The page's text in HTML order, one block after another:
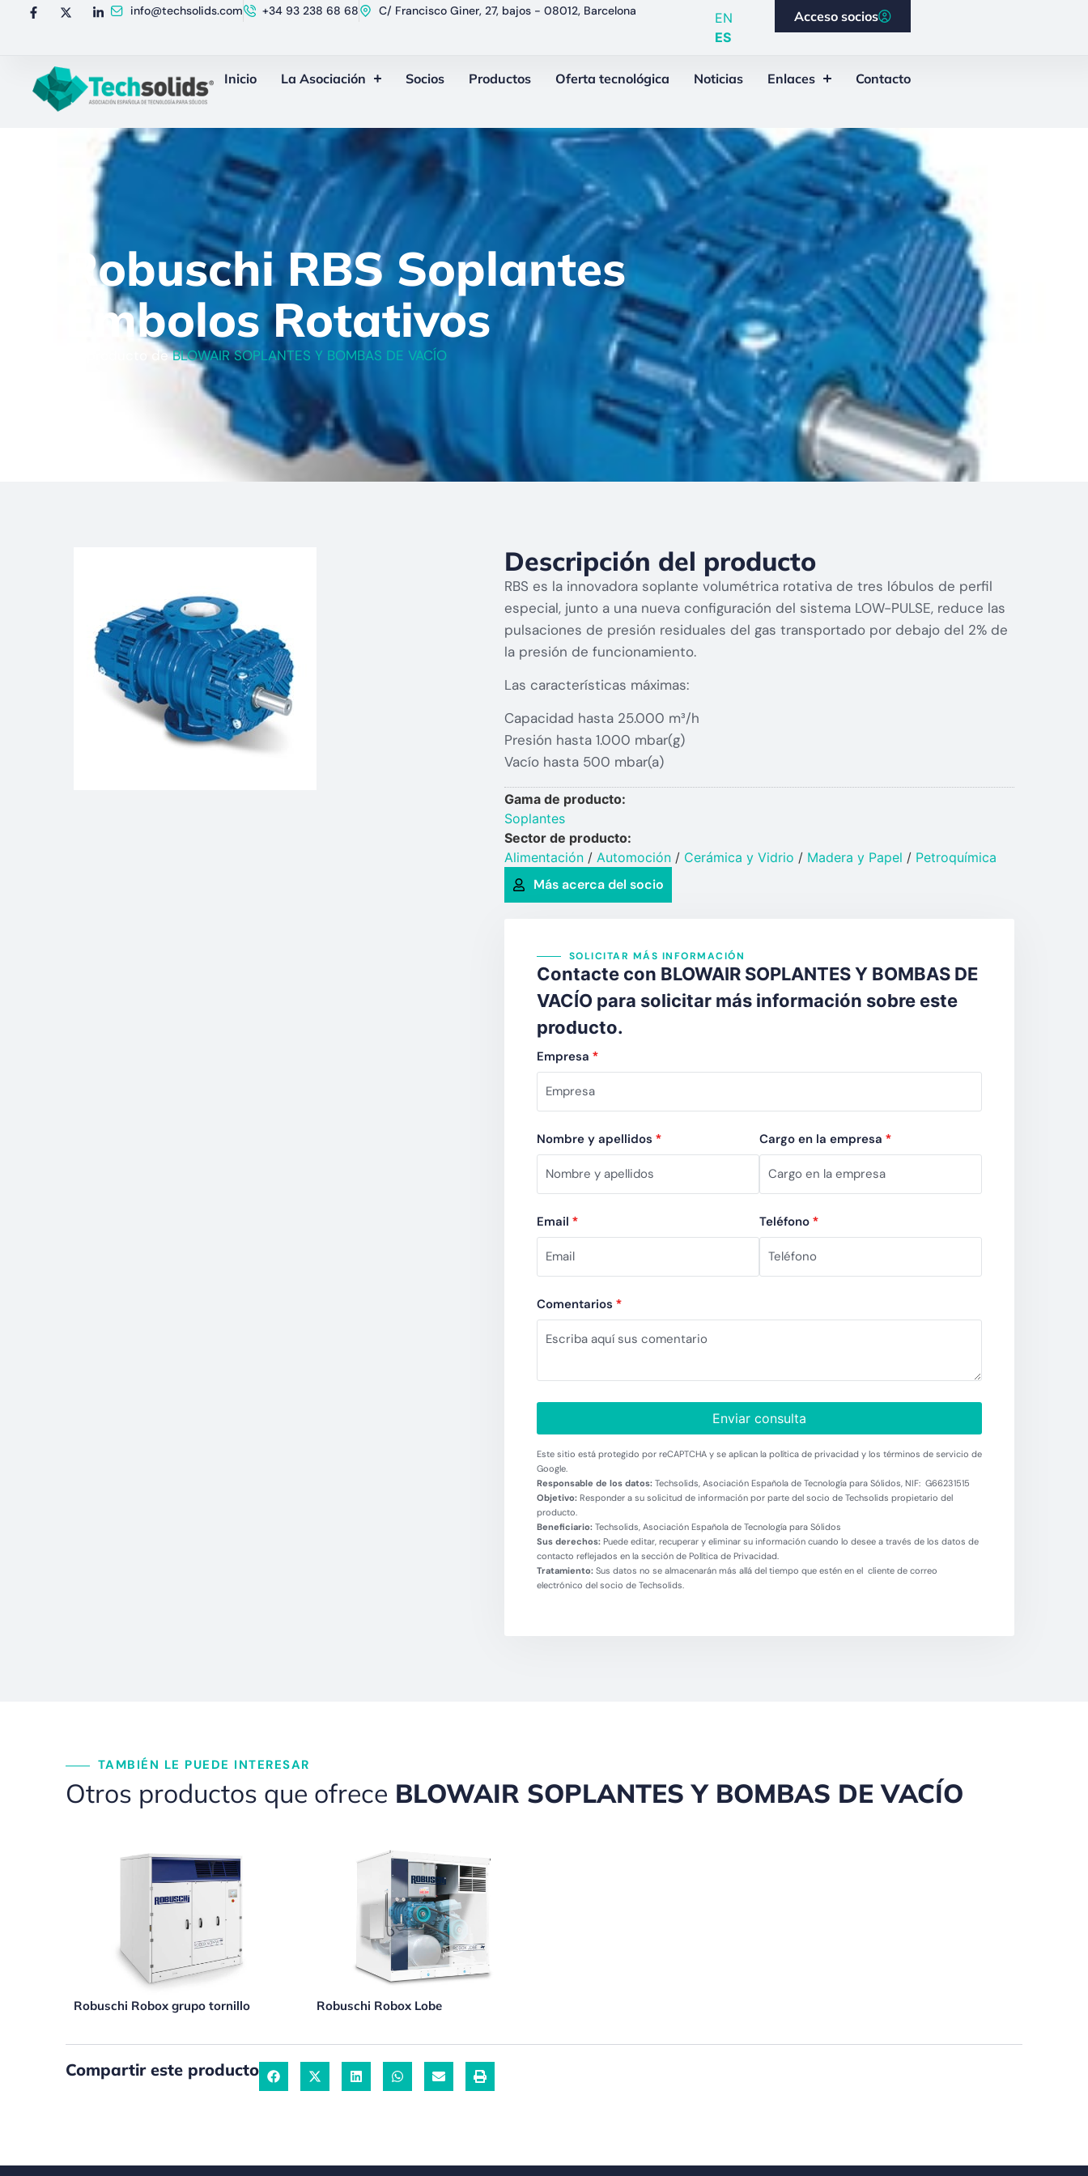
info@techsolids.com +34 93 238 68 68 C/ Francisco Giner, 27, bajos - 08012, Barcelona
EN
ES
Acceso socios
Inicio La Asociación Socios Productos Oferta tecnológica Noticias Enlaces Contacto
Robuschi RBS Soplantes
Embolos Rotativos
Un producto deBLOWAIR SOPLANTES Y BOMBAS DE VACÍO
Descripción del producto
RBS es la innovadora soplante volumétrica rotativa de tres lóbulos de perfil
especial, junto a una nueva configuración del sistema LOW-PULSE, reduce las
pulsaciones de presión residuales del gas transportado por debajo del 2% de
la presión de funcionamiento.
Las características máximas:
Capacidad hasta 25.000 m³/h
Presión hasta 1.000 mbar(g)
Vacío hasta 500 mbar(a)
Gama de producto:
Soplantes
Sector de producto:
Alimentación/ Automoción/ Cerámica y Vidrio​ / Madera y Papel / Petroquímica​
Más acerca del socio
SOLICITAR MÁS INFORMACIÓN
Contacte con BLOWAIR SOPLANTES Y BOMBAS DE
VACÍO para solicitar más información sobre este
producto.
Empresa *
Nombre y apellidos * Cargo en la empresa*
Email * Teléfono*
Comentarios *
Enviar consulta
Este sitio está protegido por reCAPTCHA y se aplican la política de privacidad y los términos de servicio de
Google.
Responsable de los datos:Techsolids, Asociación Española de Tecnología para Sólidos, NIF: G66231515
Objetivo:Responder a su solicitud de información por parte del socio de Techsolids propietario del
producto.
Beneficiario:Techsolids, Asociación Española de Tecnología para Sólidos
Sus derechos:Puede editar, recuperar y eliminar su información cuando lo desee a través de los datos de
contacto reflejados en la sección de Política de Privacidad.
Tratamiento:Sus datos no se almacenarán más allá del tiempo que estén en el cliente de correo
electrónico del socio de Techsolids.
TAMBIÉN LE PUEDE INTERESAR
Otros productos que ofrece BLOWAIR SOPLANTES Y BOMBAS DE VACÍO
Robuschi Robox grupo tornillo Robuschi Robox Lobe
Compartir este producto